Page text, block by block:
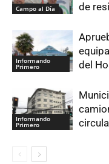
Campo al Día
de
Informando
Primero
del
Informando
Primero